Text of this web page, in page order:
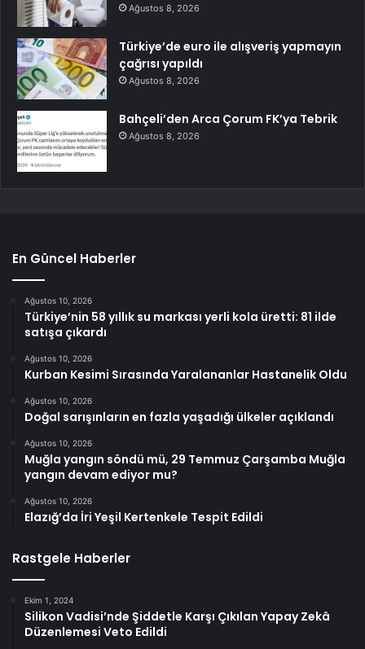
Ağustos 8, 2026
Türkiye’de euro ile alışveriş yapmayın
çağrısı yapıldı
Ağustos 8, 2026
Bahçeli’den Arca Çorum FK’ya Tebrik
Ağustos 8, 2026
En Güncel Haberler
Ağustos 10, 2026
Türkiye’nin 58 yıllık su markası yerli kola üretti: 81 ilde
satışa çıkardı
Ağustos 10, 2026
Kurban Kesimi Sırasında Yaralananlar Hastanelik Oldu
Ağustos 10, 2026
Doğal sarışınların en fazla yaşadığı ülkeler açıklandı
Ağustos 10, 2026
Muğla yangın söndü mü, 29 Temmuz Çarşamba Muğla
yangın devam ediyor mu?
Ağustos 10, 2026
Elazığ’da İri Yeşil Kertenkele Tespit Edildi
Rastgele Haberler
Ekim 1, 2024
Silikon Vadisi’nde Şiddetle Karşı Çıkılan Yapay Zekâ
Düzenlemesi Veto Edildi